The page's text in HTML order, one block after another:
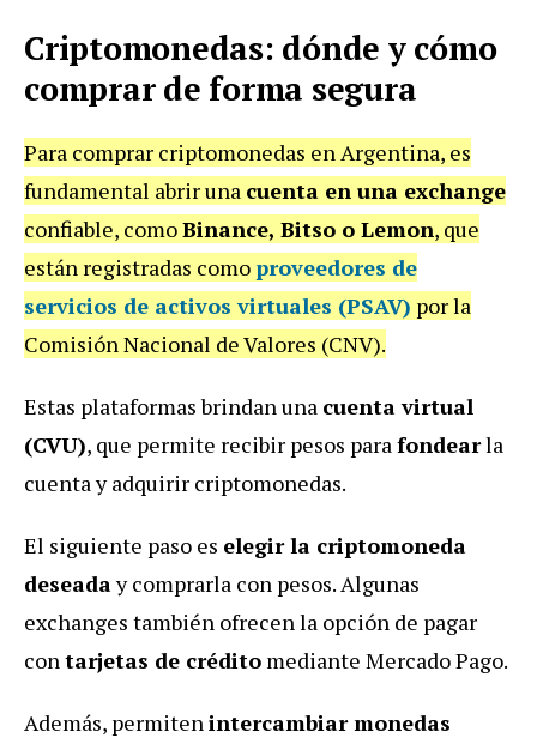
Criptomonedas: dónde y cómo
comprar de forma segura
Para comprar criptomonedas en Argentina, es
fundamental abrir una cuenta en una exchange
confiable, comoBinance, Bitso o Lemon, que
están registradas comoproveedores de
servicios de activos virtuales (PSAV) por la
Comisión Nacional de Valores (CNV).
Estas plataformas brindan una cuenta virtual
(CVU), que permite recibir pesos parafondearla
cuenta y adquirir criptomonedas.
El siguiente paso es elegir la criptomoneda
deseaday comprarla con pesos. Algunas
exchanges también ofrecen la opción de pagar
contarjetas de crédito mediante Mercado Pago.
Además, permitenintercambiar monedas